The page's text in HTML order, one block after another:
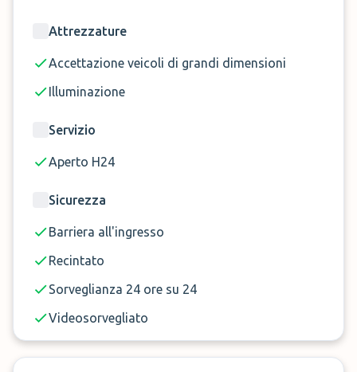
dimensioni.
Lavaggio interno ed esterno del veicolo: CHF 99.
I supplementi devono essere pagati online.
Attrezzature
Accettazione veicoli di grandi dimensioni
Illuminazione
Servizio
Aperto H24
Sicurezza
Barriera all'ingresso
Recintato
Sorveglianza 24 ore su 24
Videosorvegliato